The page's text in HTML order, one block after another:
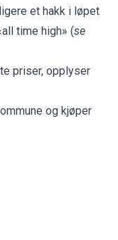
et hakk i løpet
time high» (se
priser, opplyser
og kjøper